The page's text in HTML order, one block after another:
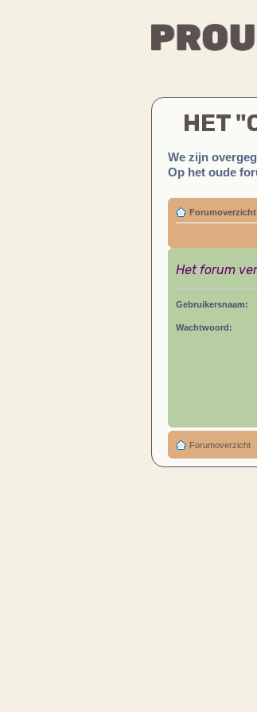
HET
We zijn
Op het oude
Forumoverzicht
Het forum
Gebruikersnaam:
Wachtwoord:
Forumoverzicht